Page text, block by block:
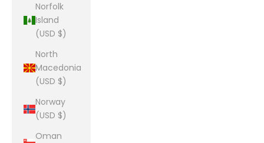
Norfolk
Island
(USD $)
North
Macedonia
(USD $)
Norway
(USD $)
Oman